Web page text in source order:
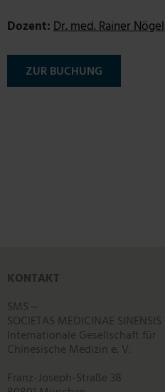
Dozent:Dr. med. Rainer Nögel
ZUR BUCHUNG
KONTAKT
SMS ‒
SOCIETAS MEDICINAE SINENSIS
Internationale Gesellschaft für
Chinesische Medizin e. V.
Franz-Joseph-Straße 38